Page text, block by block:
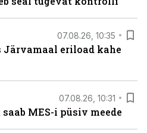
07.08.26, 10:35
eriload kahe
07.08.26, 10:31
MES-i püsiv meede